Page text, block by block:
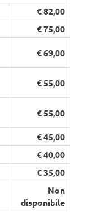
€ 82,00
€ 75,00
€ 69,00
€ 55,00
€ 55,00
€ 45,00
€ 40,00
€ 35,00
Non
disponibile